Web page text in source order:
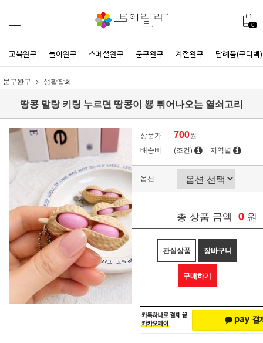
0
교육완구 놀이완구 스페셜완구 문구완구 계절완구 답례품(구디백)
문구완구 생활잡화
땅콩 말랑 키링 누르면 땅콩이 뿅 튀어나오는 열쇠고리
상품가 700원
배송비
(조건) 지역별
옵션
총 상품 금액 0 원
관심상품 장바구니
구매하기